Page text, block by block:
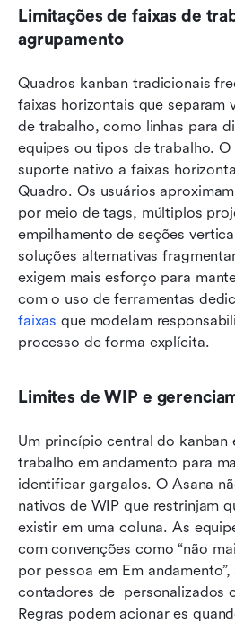
Limitações de faixas de
agrupamento
Quadros kanban tradicionais
faixas horizontais que separam
de trabalho, como linhas para
equipes ou tipos de trabalho.
suporte nativo a faixas
Quadro. Os usuários
por meio de tags, múltiplos
empilhamento de seções
soluções alternativas
exigem mais esforço para
com o uso de ferramentas
faixas que modelam
processo de forma explícita.
Limites de WIP e
Um princípio central do kanban
trabalho em andamento para
identificar gargalos. O Asana
nativos de WIP que restrinjam
existir em uma coluna. As
com convenções como “não
por pessoa em Em
contadores de  personalizados
Regras podem acionar es